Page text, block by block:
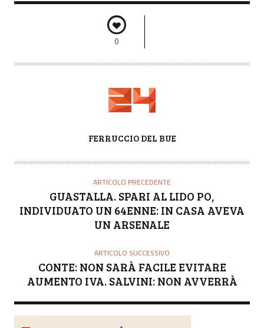
0
T
FERRUCCIO DEL BUE
ARTICOLO PRECEDENTE
GUASTALLA. SPARI AL LIDO PO,
INDIVIDUATO UN 64ENNE: IN CASA AVEVA
UN ARSENALE
ARTICOLO SUCCESSIVO
CONTE: NON SARÀ FACILE EVITARE
AUMENTO IVA. SALVINI: NON AVVERRÀ